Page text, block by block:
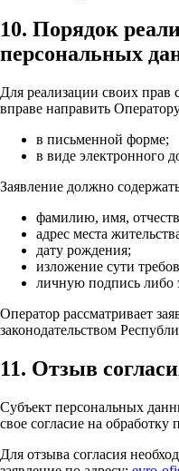
10. Порядок
персональных
Для реализации своих прав
вправе направить
в письменной форме;
в виде электронного
Заявление должно
фамилию, имя,
адрес места
дату рождения;
изложение сути
личную подпись либо
Оператор рассматривает
законодательством
11. Отзыв
Субъект персональных
свое согласие на
Для отзыва согласия